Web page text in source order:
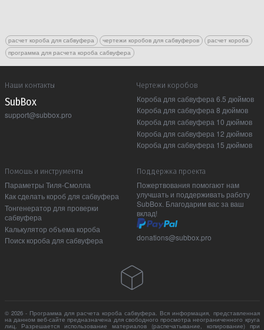
расчет короба для сабвуфера чертежи коробов для сабвуферов
расчет короба
программа для расчета короба сабвуфера
Наши контакты
Sub Box
support@subbox.pro
Чертежи коробов
Короба для сабвуфера 6.5 дюймов
Короба для сабвуфера 8 дюймов
Короба для сабвуфера 10 дюймов
Короба для сабвуфера 12 дюймов
Короба для сабвуфера 15 дюймов
Помошь и инструменты
Параметры Тиля-Смолла
Как сделать короб для сабвуфера
Тонгенератор для проверки
сабвуфера
Калькулятор объема короба
Поиск короба для сабвуфера
Поддержка проекта
Пожертвования помогают нам
улучшать и поддерживать работу
SubBox. Благодарим вас за ваш
вклад!
donations@subbox.pro
© 2026 - Программа для расчета короба сабвуфера. Вся информация, представленная
на данном веб-сайте предназначена для свободного просмотра неограниченного круга
лиц. Разрешается использование материалов (распечатывание, копирование) при